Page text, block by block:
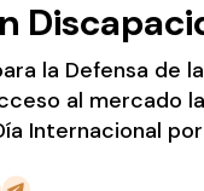
la Defensa de
al mercado
Internacional